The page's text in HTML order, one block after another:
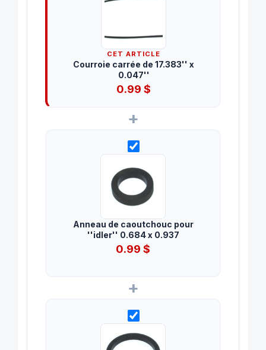
CET ARTICLE
Courroie carrée de 17.383'' x
0.047''
0.99$
+
Anneau de caoutchouc pour
''idler'' 0.684 x 0.937
0.99 $
+